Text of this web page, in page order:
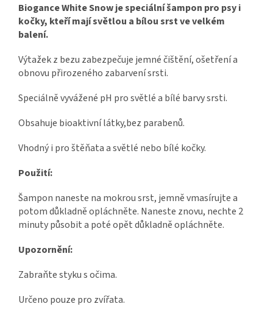
Biogance White Snow je speciální šampon pro psy i
kočky, kteří mají světlou a bílou srst ve velkém
balení.
Výtažek z bezu zabezpečuje jemné čištění, ošetření a
obnovu přirozeného zabarvení srsti.
Speciálně vyvážené pH pro světlé a bílé barvy srsti.
Obsahuje bioaktivní látky,bez parabenů.
Vhodný i pro štěňata a světlé nebo bílé kočky.
Použití:
Šampon naneste na mokrou srst, jemně vmasírujte a
potom důkladně opláchněte. Naneste znovu, nechte 2
minuty působit a poté opět důkladně opláchněte.
Upozornění:
Zabraňte styku s očima.
Určeno pouze pro zvířata.